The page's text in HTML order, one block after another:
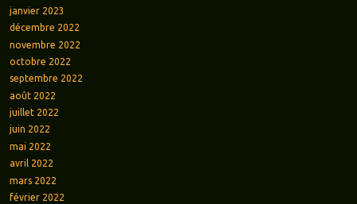
janvier 2023
décembre 2022
novembre 2022
octobre 2022
septembre 2022
août 2022
juillet 2022
juin 2022
mai 2022
avril 2022
mars 2022
février 2022